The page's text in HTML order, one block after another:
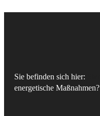
Sie befinden sich hier:
energetische Maßnahmen?